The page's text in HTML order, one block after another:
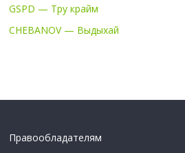
GSPD — Тру крайм
CHEBANOV — Выдыхай
Правообладателям